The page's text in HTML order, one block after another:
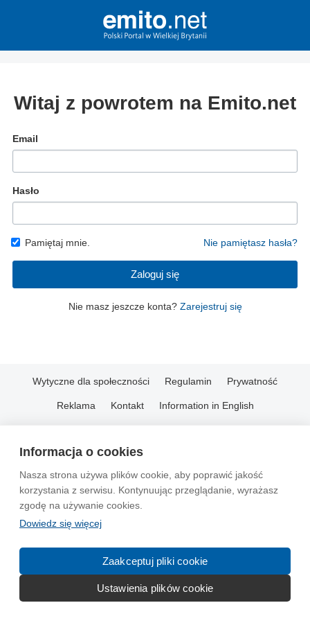
Informacja o cookies
Nasza strona używa plików cookie, aby poprawić jakość
korzystania z serwisu. Kontynuując przeglądanie, wyrażasz
zgodę na używanie cookies.
Dowiedz się więcej
Zaakceptuj pliki cookie
Ustawienia plików cookie
Witaj z powrotem na Emito.net
Email
Hasło
Pamiętaj mnie. Nie pamiętasz hasła?
Zaloguj się
Nie masz jeszcze konta? Zarejestruj się
Wytyczne dla społeczności Regulamin Prywatność
Reklama Kontakt Information in English